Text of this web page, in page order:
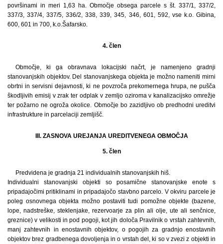
površinami in meri 1,63 ha. Območje obsega parcele s št. 337/1, 337/2,
337/3, 337/4, 337/5, 336/2, 338, 339, 345, 346, 601, 592, vse k.o. Gibina,
600, 601 in 700, k.o.Šafarsko.
4. člen
Območje, ki ga obravnava lokacijski načrt, je namenjeno gradnji
stanovanjskih objektov. Del stanovanjskega objekta je možno nameniti mirni
obrtni in servisni dejavnosti, ki ne povzroča prekomernega hrupa, ne pušča
škodljivih emisij v zrak ter odplak v zemljo oziroma v kanalizacijsko omrežje
ter požarno ne ogroža okolice. Območje bo zazidljivo ob predhodni ureditvi
infrastrukture in parcelaciji zemljišč.
III. ZASNOVA UREJANJA UREDITVENEGA OBMOČJA
5. člen
Predvidena je gradnja 21 individualnih stanovanjskih hiš.
Individualni stanovanjski objekti so posamične stanovanjske enote s
pripadajočimi pritiklinami in pripadajočo stavbno parcelo. V okviru parcele je
poleg osnovnega objekta možno postaviti tudi pomožne objekte (bazene,
lope, nadstreške, steklenjake, rezervoarje za plin ali olje, ute ali senčnice,
greznice) v velikosti in pod pogoji, kot jih določa Pravilnik o vrstah zahtevnih,
manj zahtevnih in enostavnih objektov, o pogojih za gradnjo enostavnih
objektov brez gradbenega dovoljenja in o vrstah del, ki so v zvezi z objekti in